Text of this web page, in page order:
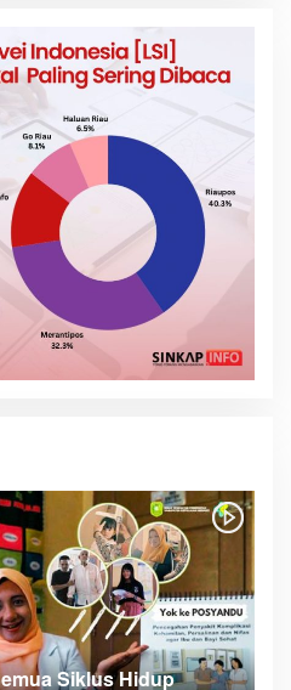
Siklus Hidup